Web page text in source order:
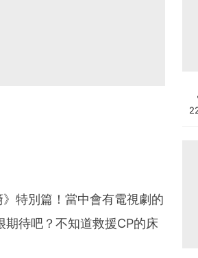
特別篇！當中會有電視劇的
待吧？不知道救援CP的床